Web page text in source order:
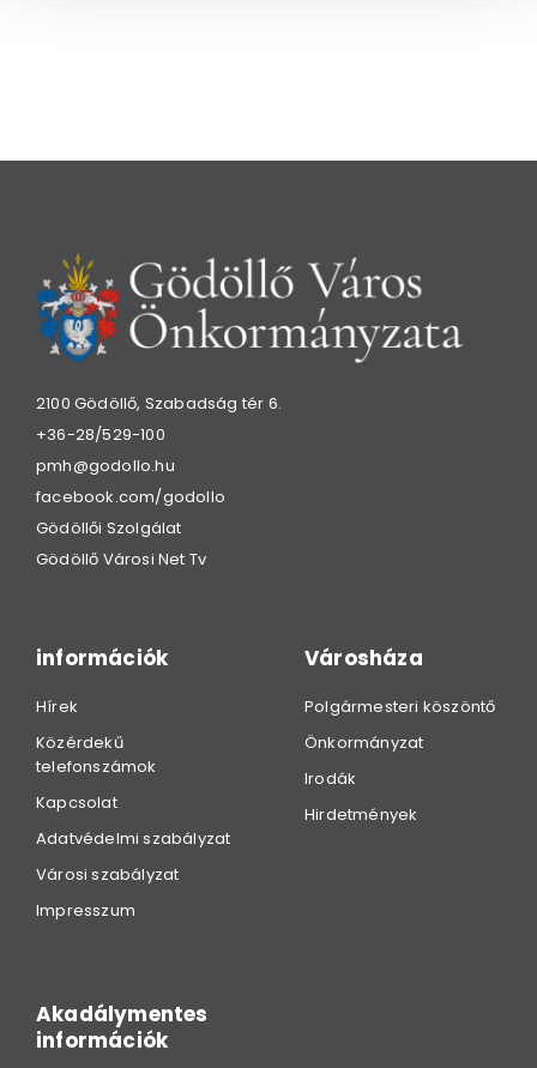
2100 Gödöllő, Szabadság tér 6.
+36-28/529-100
pmh@godollo.hu
facebook.com/godollo
Gödöllői Szolgálat
Gödöllő Városi Net Tv
információk
Hírek
Közérdekű
telefonszámok
Kapcsolat
Adatvédelmi szabályzat
Városi szabályzat
Impresszum
Városháza
Polgármesteri köszöntő
Önkormányzat
Irodák
Hirdetmények
Akadálymentes
információk